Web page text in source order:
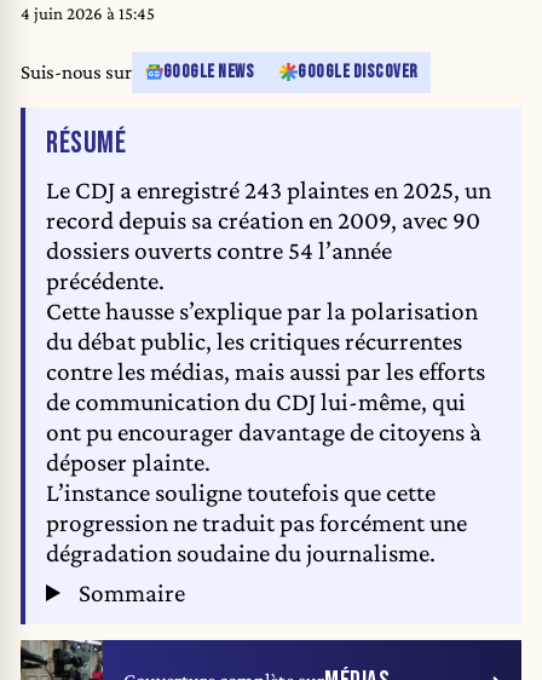
4 juin 2026 à 15:45
Suis-nous sur GOOGLE NEWS GOOGLE DISCOVER
RÉSUMÉDE L'ARTICLE
Le CDJ a enregistré 243 plaintes en 2025, un
record depuis sa création en 2009, avec 90
dossiers ouverts contre 54 l’année
précédente.
Cette hausse s’explique par la polarisation
du débat public, les critiques récurrentes
contre les médias, mais aussi par les efforts
de communication du CDJ lui-même, qui
ont pu encourager davantage de citoyens à
déposer plainte.
L’instance souligne toutefois que cette
progression ne traduit pas forcément une
dégradation soudaine du journalisme.
Sommaire